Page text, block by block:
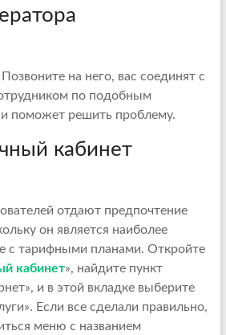
на него, вас соединят с
по подобным
поможет решить проблему.
кабинет
отдают предпочтение
он является наиболее
с тарифными планами. Откройте
кабинет», найдите пункт
и в этой вкладке выберите
Если все сделали правильно,
меню с названием